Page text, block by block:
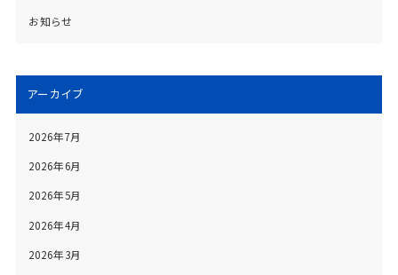
お知らせ
アーカイブ
2026年7月
2026年6月
2026年5月
2026年4月
2026年3月